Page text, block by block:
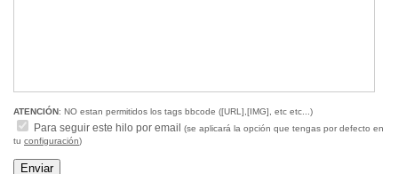
ATENCIÓN: NO estan permitidos los tags bbcode ([URL],[IMG], etc etc...)
Para seguir este hilo por email
(se aplicará la opción que tengas por defecto en
tu configuración)